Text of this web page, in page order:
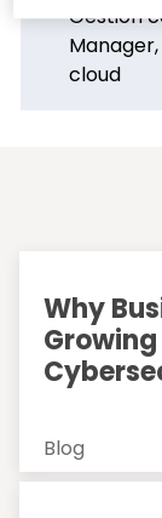
Gestion
cloud
Why
Blog